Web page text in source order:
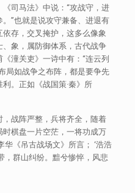
司马法》中说：“攻战守，进
”也就是说攻守兼备、进退有
存，交叉掩护，这多么像象
象，属防御体系，古代战争
潼关吏》一诗中有：“连云列
局如战争之布阵，都是要争先
。正如《战国策·秦》所
，战阵严整，兵将齐全，随着
棋盘一片空茫，一将功成万
《吊古战场文》所言； ‘浩浩
，群山纠纷。黯兮惨悴，风悲